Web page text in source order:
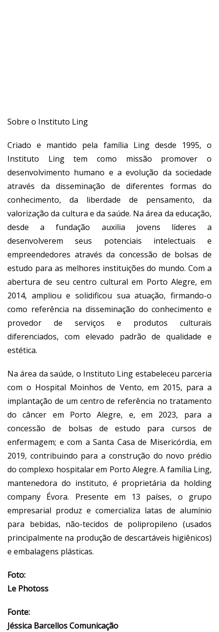
Sobre o Instituto Ling
Criado e mantido pela família Ling desde 1995, o
Instituto Ling tem como missão promover o
desenvolvimento humano e a evolução da sociedade
através da disseminação de diferentes formas do
conhecimento, da liberdade de pensamento, da
valorização da cultura e da saúde. Na área da educação,
desde a fundação auxilia jovens líderes a
desenvolverem seus potenciais intelectuais e
empreendedores através da concessão de bolsas de
estudo para as melhores instituições do mundo. Com a
abertura de seu centro cultural em Porto Alegre, em
2014, ampliou e solidificou sua atuação, firmando-o
como referência na disseminação do conhecimento e
provedor de serviços e produtos culturais
diferenciados, com elevado padrão de qualidade e
estética.
Na área da saúde, o Instituto Ling estabeleceu parceria
com o Hospital Moinhos de Vento, em 2015, para a
implantação de um centro de referência no tratamento
do câncer em Porto Alegre, e, em 2023, para a
concessão de bolsas de estudo para cursos de
enfermagem; e com a Santa Casa de Misericórdia, em
2019, contribuindo para a construção do novo prédio
do complexo hospitalar em Porto Alegre. A família Ling,
mantenedora do instituto, é proprietária da holding
company Évora. Presente em 13 países, o grupo
empresarial produz e comercializa latas de alumínio
para bebidas, não-tecidos de polipropileno (usados
principalmente na produção de descartáveis higiênicos)
e embalagens plásticas.
Foto:
Le Photoss
Fonte:
Jéssica Barcellos Comunicação